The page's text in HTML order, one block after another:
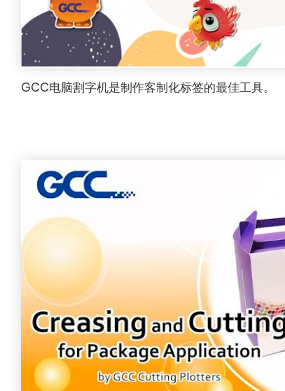
GCC电脑割字机是制作客制化标签的最佳工具。